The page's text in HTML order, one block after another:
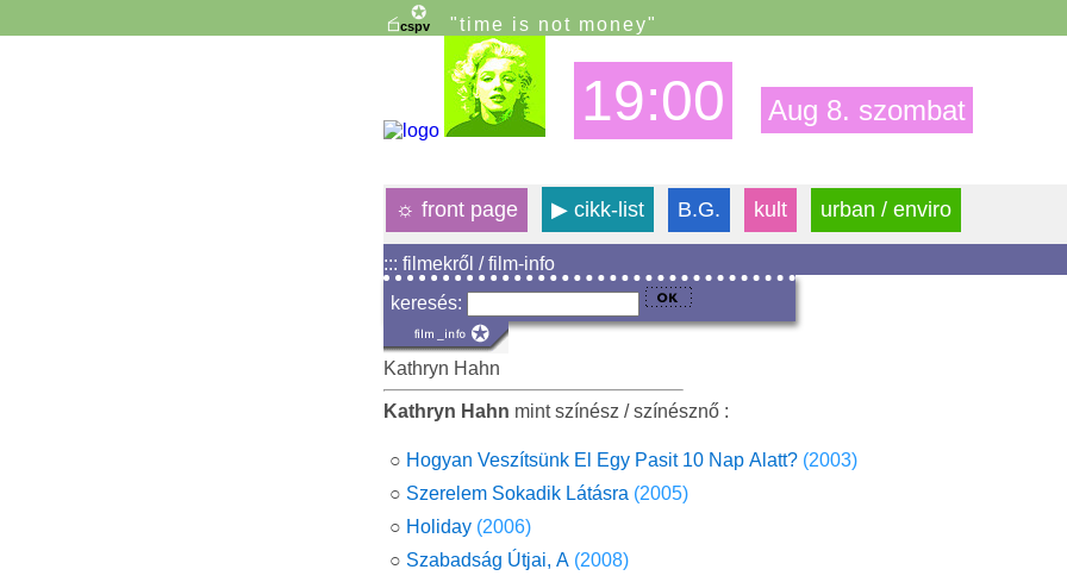
"time is not money"
19:00 Aug 8. szombat
☼ front page ▶ cikk-list B.G. kult urban / enviro
::: filmekről / film-info
keresés:
Kathryn Hahn
Kathryn Hahn mint színész / színésznő :
○ Hogyan Veszítsünk El Egy Pasit 10 Nap Alatt? (2003)
○ Szerelem Sokadik Látásra (2005)
○ Holiday (2006)
○ Szabadság Útjai, A (2008)